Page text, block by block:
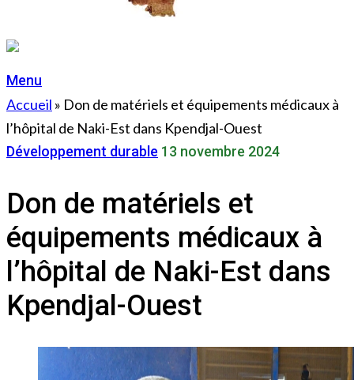
Menu
Accueil » Don de matériels et équipements médicaux à
l’hôpital de Naki-Est dans Kpendjal-Ouest
Développement durable 13 novembre 2024
Don de matériels et
équipements médicaux à
l’hôpital de Naki-Est dans
Kpendjal-Ouest